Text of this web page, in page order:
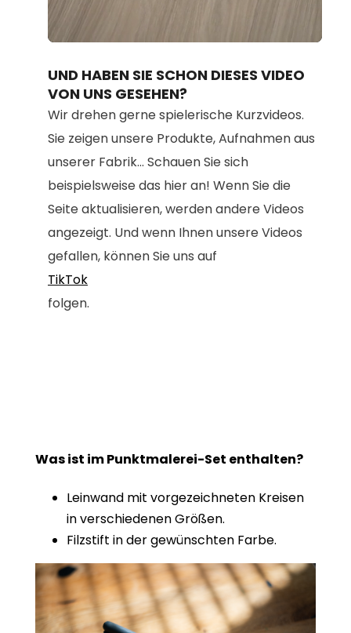
91.24%
UND HABEN SIE SCHON DIESES VIDEO
VON UNS GESEHEN?
Wir drehen gerne spielerische Kurzvideos.
Sie zeigen unsere Produkte, Aufnahmen aus
unserer Fabrik... Schauen Sie sich
beispielsweise das hier an! Wenn Sie die
Seite aktualisieren, werden andere Videos
angezeigt. Und wenn Ihnen unsere Videos
gefallen, können Sie uns auf
TikTok
folgen.
Was ist im Punktmalerei-Set enthalten?
Leinwand mit vorgezeichneten Kreisen
in verschiedenen Größen.
Filzstift in der gewünschten Farbe.